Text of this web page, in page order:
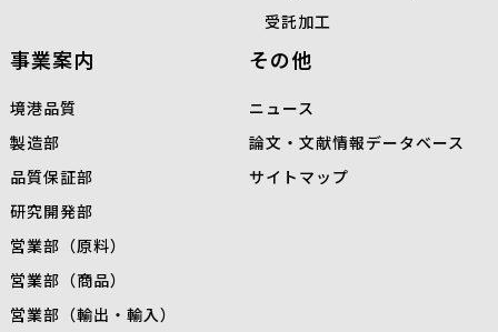
受託加工
事業案内
境港品質
製造部
品質保証部
研究開発部
営業部（原料）
営業部（商品）
営業部（輸出・輸入）
その他
ニュース
論文・文献情報データベース
サイトマップ